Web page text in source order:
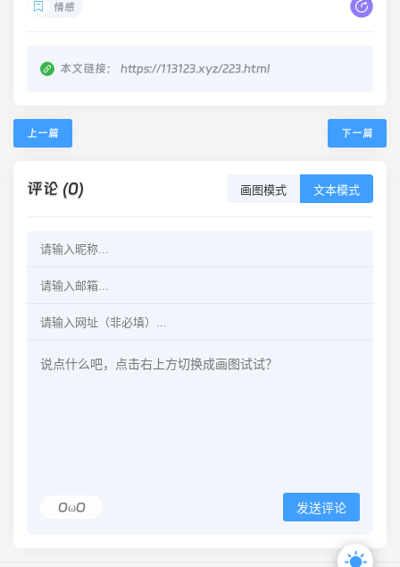
情感
本文链接： https://113123.xyz/223.html
上一篇 下一篇
评论 (0) 画图模式 文本模式
OωO 发送评论